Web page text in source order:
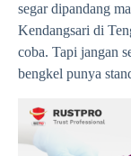
segar dipandang
Kendangsari di
coba. Tapi jangan
bengkel punya